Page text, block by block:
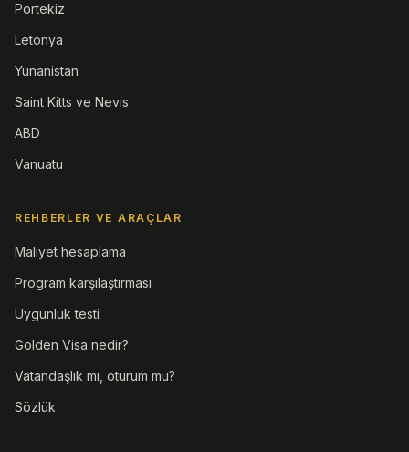
Portekiz
Letonya
Yunanistan
Saint Kitts ve Nevis
ABD
Vanuatu
REHBERLER VE ARAÇLAR
Maliyet hesaplama
Program karşılaştırması
Uygunluk testi
Golden Visa nedir?
Vatandaşlık mı, oturum mu?
Sözlük